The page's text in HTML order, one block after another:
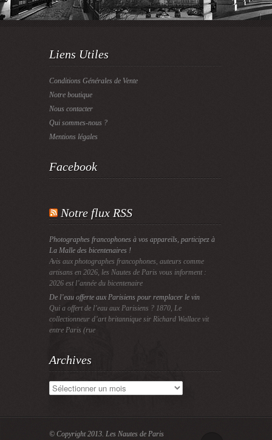
Liens Utiles
Conditions Générales de Vente
Notre boutique
Nous contacter
Qui sommes-nous ?
Mentions légales
Facebook
Notre flux RSS
Photographes francophones à vos appareils, participez à
La Malle des bicentenaires !
Avis aux photographes francophones, auteurs comme
artisans en 2026, les Nautes de Paris vous informent :
2026 est l’année du bicentenaire
De l’eau offerte aux Parisiens pour remplacer le vin
Qui a offert de l’eau aux Parisiens ? 1870, Le
collectionneur d’art britannique sir Richard Wallace vit
entre Paris (rue
Archives
Archives
© Copyright 2013. Les Nautes de Paris